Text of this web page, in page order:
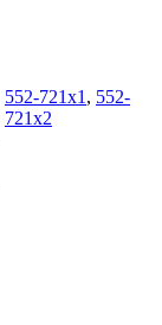
552-721x1 , 552-
721x2